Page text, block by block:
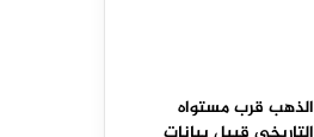
الذهب قرب مستواه